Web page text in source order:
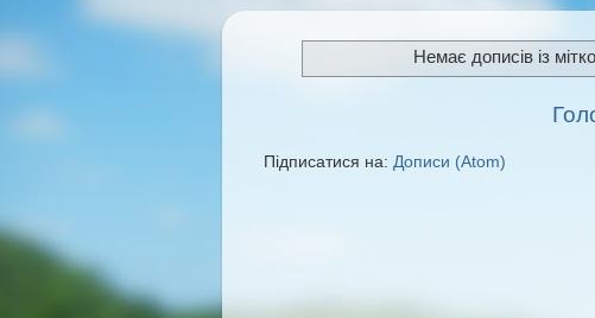
Немає дописів із
Підписатися на: Дописи (Atom)